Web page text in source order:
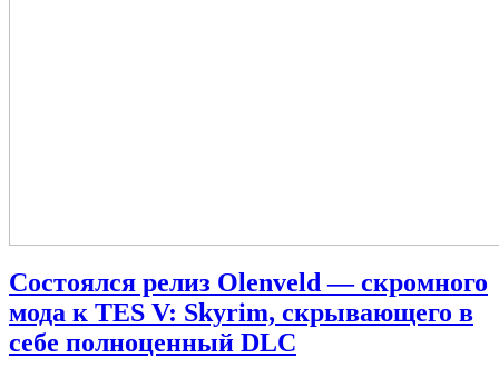
Состоялся релиз Olenveld — скромного
мода к TES V: Skyrim, скрывающего в
себе полноценный DLC